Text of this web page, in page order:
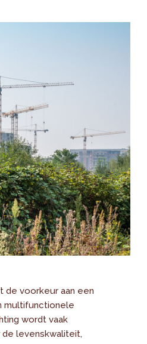
de voorkeur aan een
multifunctionele
wordt vaak
levenskwaliteit,